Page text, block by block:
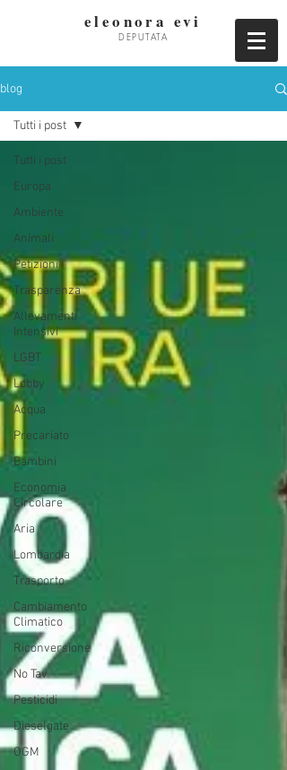
eleonora evi
DEPUTATA
blog
Tutti i post
Europa
Ambiente
Animali
Petizioni
Trasparenza
Allevamenti
Intensivi
LGBT
Lobby
Acqua
Precariato
Bambini
Economia
Circolare
Aria
Lombardia
Trasporto
Cambiamento
Climatico
Riconversione
No Tav
Pesticidi
Dieselgate
OGM
Tutti i post